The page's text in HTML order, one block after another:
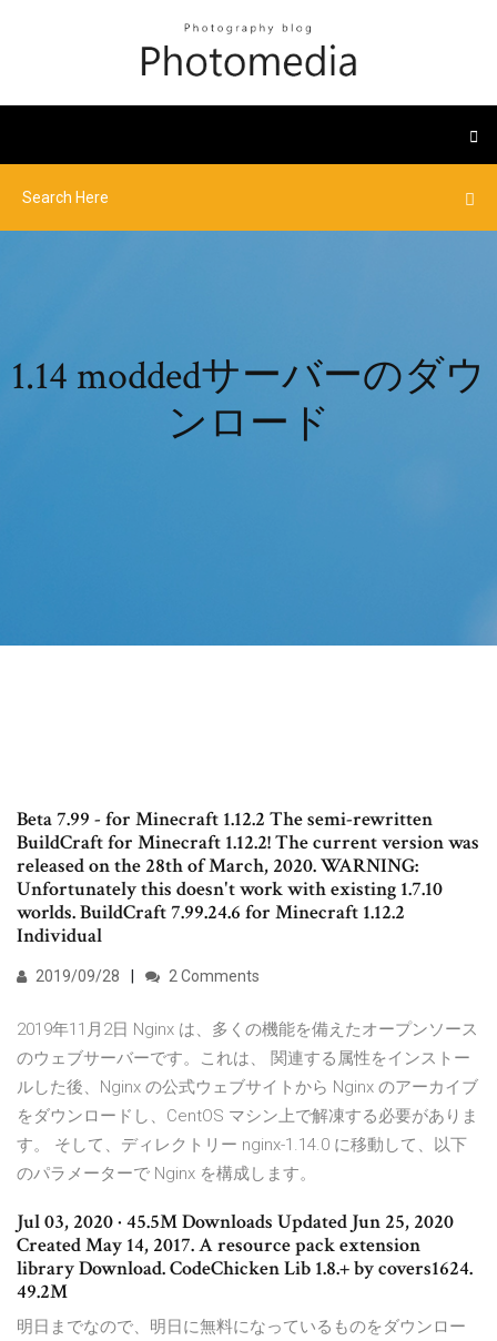
1.14 moddedサーバーのダウ
ンロード
Beta 7.99 - for Minecraft 1.12.2 The semi-rewritten
BuildCraft for Minecraft 1.12.2! The current version was
released on the 28th of March, 2020. WARNING:
Unfortunately this doesn't work with existing 1.7.10
worlds. BuildCraft 7.99.24.6 for Minecraft 1.12.2
Individual
2019/09/28 2 Comments
2019年11月2日 Nginx は、多くの機能を備えたオープンソース
のウェブサーバーです。これは、 関連する属性をインストー
ルした後、Nginx の公式ウェブサイトから Nginx のアーカイブ
をダウンロードし、CentOS マシン上で解凍する必要がありま
す。 そして、ディレクトリー nginx-1.14.0 に移動して、以下
のパラメーターで Nginx を構成します。
Jul 03, 2020 · 45.5M Downloads Updated Jun 25, 2020
Created May 14, 2017. A resource pack extension
library Download. CodeChicken Lib 1.8.+ by covers1624.
49.2M
明日までなので、明日に無料になっているものをダウンロー